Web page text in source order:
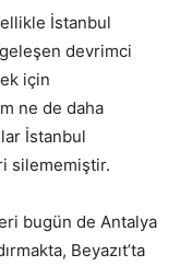
İstanbul
devrimci
için
ne de daha
İstanbul
silememiştir.
bugün de Antalya
Beyazıt’ta